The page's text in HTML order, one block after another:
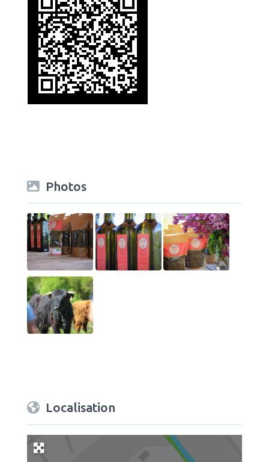
Photos
Localisation